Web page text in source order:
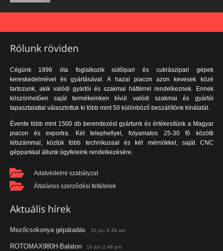
Rólunk röviden
Cégünk 1996 óta foglalkozik sütőipari és cukrászipari gépek
kereskedelmével és gyártásával. A hazai piacon azon kevesek közé
tartozunk, akik valódi gyártói és szakmai háttérrel rendelkeznek. Ennek
köszönhetően saját termékeinken kívül valódi szakmai és gyártói
tapasztalattal választottuk ki több mint 50 különböző beszállítónk kínálatát.
Évente több mint 1500 db berendezést gyártunk és értékesítünk a Magyar
piacon és exportra. Két telephellyel, folyamatos 25-30 fő közötti
létszámmal, köztük több technikussal és két mérnökkel, saját CNC
gépparkkal állunk ügyfeleink rendelkezésére.
Adatvédelmi szabályzat
Általános szerződési feltételek
Aktuális hírek
Mezőcsokonya gépátadás 20 jún 9:49 am
ROTOMAX980H-Balaton 10 jún 2:48 pm